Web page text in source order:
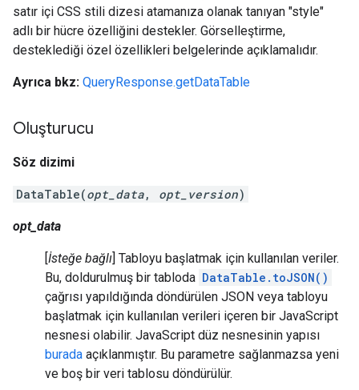
satır içi CSS stili dizesi atamanıza olanak tanıyan "style"
adlı bir hücre özelliğini destekler. Görselleştirme,
desteklediği özel özellikleri belgelerinde açıklamalıdır.
Ayrıca bkz: QueryResponse.getDataTable
Oluşturucu
Söz dizimi
DataTable(opt_data, opt_version)
opt_data
[İsteğe bağlı] Tabloyu başlatmak için kullanılan veriler.
Bu, doldurulmuş bir tabloda DataTable.toJSON()
çağrısı yapıldığında döndürülen JSON veya tabloyu
başlatmak için kullanılan verileri içeren bir JavaScript
nesnesi olabilir. JavaScript düz nesnesinin yapısı
burada açıklanmıştır. Bu parametre sağlanmazsa yeni
ve boş bir veri tablosu döndürülür.